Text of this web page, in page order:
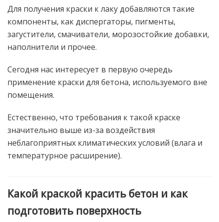
Для получения краски к лаку добавляются такие
компоненты, как диспергаторы, пигменты,
загустители, смачиватели, морозостойкие добавки,
наполнители и прочее.
Сегодня нас интересует в первую очередь
применение краски для бетона, используемого вне
помещения.
Естественно, что требования к такой краске
значительно выше из-за воздействия
неблагоприятных климатических условий (влага и
температурное расширение).
Какой краской красить бетон и как
подготовить поверхность